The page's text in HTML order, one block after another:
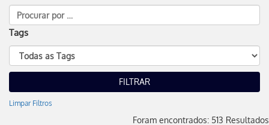
Tags
Limpar Filtros
Foram encontrados: 513 Resultados